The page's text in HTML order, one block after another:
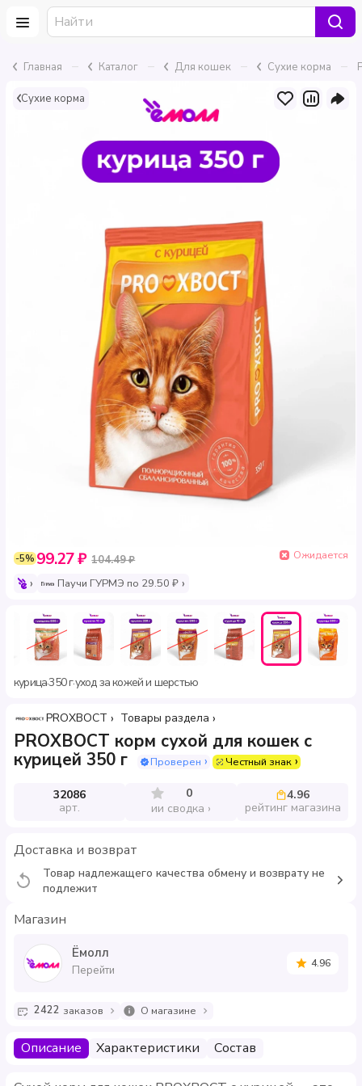
Главная – Каталог – Для кошек – Сухие корма –
Сухие корма
-5% 99.27 ₽ 104.49 ₽
Ожидается
Паучи ГУРМЭ по 29.50 ₽
курица·350 г·уход за кожей и шерстью
PROХВОСТ Товары раздела
PROХВОСТ корм сухой для кошек с
курицей 350 г
Проверен Честный знак
32086
арт.
0
ии сводка
4.96
рейтинг магазина
Доставка и возврат
Товар надлежащего качества обмену и возврату не
подлежит
Магазин
Ёмолл
Перейти 4.96
2422 заказов О магазине
Описание Характеристики Состав